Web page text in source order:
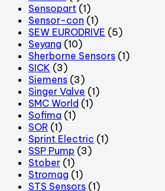
Sensopart (1)
Sensor-con (1)
SEW EURODRIVE (5)
Seyang (10)
Sherborne Sensors (1)
SICK (3)
Siemens (3)
Singer Valve (1)
SMC World (1)
Sofima (1)
SOR (1)
Sprint Electric (1)
SSP Pump (3)
Stober (1)
Stromag (1)
STS Sensors (1)